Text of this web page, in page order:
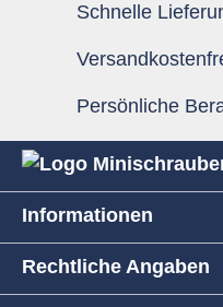
Schnelle
Persönliche
Informationen
Rechtliche Angaben